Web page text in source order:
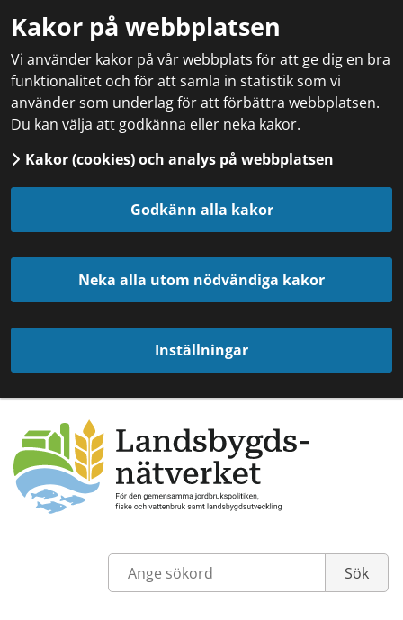
Kakor på webbplatsen
Vi använder kakor på vår webbplats för att ge dig en bra
funktionalitet och för att samla in statistik som vi
använder som underlag för att förbättra webbplatsen.
Du kan välja att godkänna eller neka kakor.
Kakor (cookies) och analys på webbplatsen
Godkänn alla kakor
Neka alla utom nödvändiga kakor
Inställningar